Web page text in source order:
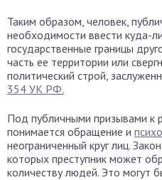
Таким образом, человек,
необходимости ввести куда-
государственные границы
часть ее территории или
политический строй,
354 УК РФ.
Под публичными призывами к
понимается обращение и
неограниченный круг лиц.
которых преступник может
количеству людей. Это могут